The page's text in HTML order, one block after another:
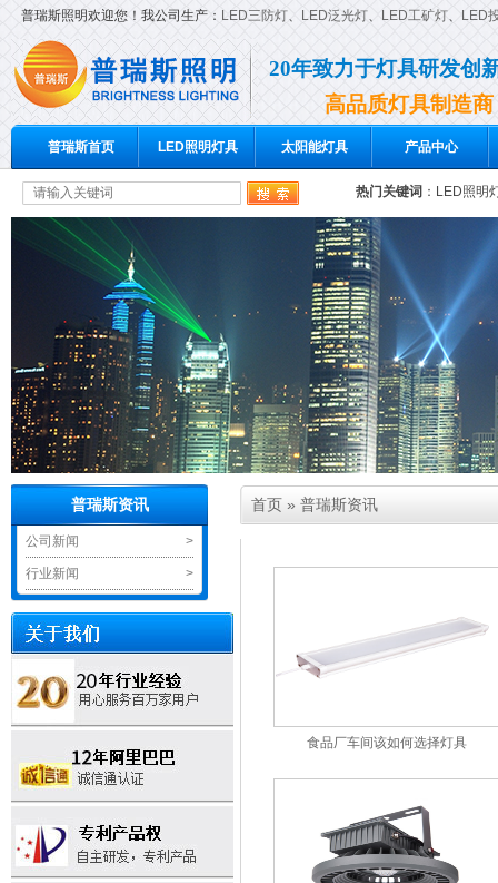
普瑞斯照明欢迎您！我公司生产： LED三防灯、 LED泛光灯、 LED工矿灯、 LED
20年致力于灯具研发创
高品质灯具制造商
普瑞斯首页 LED照明灯具 太阳能灯具 产品中心
热门关键词 ： LED照明
普瑞斯资讯
>
公司新闻
>
行业新闻
首页 » 普瑞斯资讯
食品厂车间该如何选择灯具